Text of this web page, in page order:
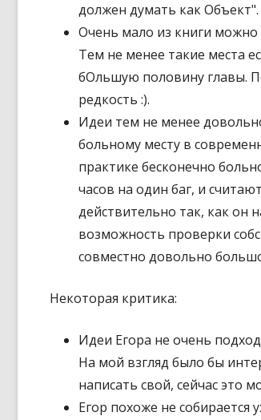
должен думать как Объект".
Очень мало из книги можно
Тем не менее такие места
бОльшую половину главы.
редкость :).
Идеи тем не менее
больному месту в
практике бесконечно
часов на один баг, и
действительно так, как он
возможность проверки
совместно довольно
Некоторая критика:
Идеи Егора не очень
На мой взгляд было бы
написать свой, сейчас это
Егор похоже не